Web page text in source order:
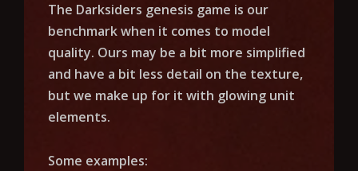
The Darksiders genesis game is our
benchmark when it comes to model
quality. Ours may be a bit more simplified
and have a bit less detail on the texture,
but we make up for it with glowing unit
elements.
Some examples: